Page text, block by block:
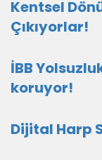
Kentsel
Çıkıyorlar!
İBB
koruyor!
Dijital Harp